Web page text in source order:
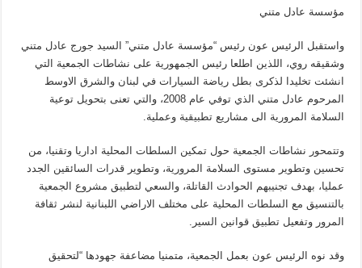
مؤسسة عادل متني
واستقبل الرئيس عون رئيس “مؤسسة عادل متني” السيد جورج عادل متني
وشقيقه روي، اللذين اطلعا رئيس الجمهورية على نشاطات الجمعية التي
انشئت تخليدا لذكرى بطل رياضة السيارات في لبنان والشرق الاوسط
المرحوم عادل متني الذي توفي عام 2008، والتي تعنى بتحويل توعية
السلامة المرورية الى مشاريع تطبيقية وعملية.
وتتمحور نشاطات الجمعية حول تمكين السلطات المحلية اداريا وتقنيا، من
تحسين وتطوير مستوى السلامة المرورية، وتطوير قدرات السائقين الجدد
عمليا، بهدف تجنيبهم الحوادث القاتلة، والسعي لتطبيق مشروع الجمعية
بالتنسيق مع السلطات المحلية على مختلف الاراضي اللبنانية لنشر ثقافة
المرور وتفعيل تطبيق قوانين السير.
وقد نوه الرئيس عون بعمل الجمعية، متمنيا مضاعفة جهودها “لتحقيق